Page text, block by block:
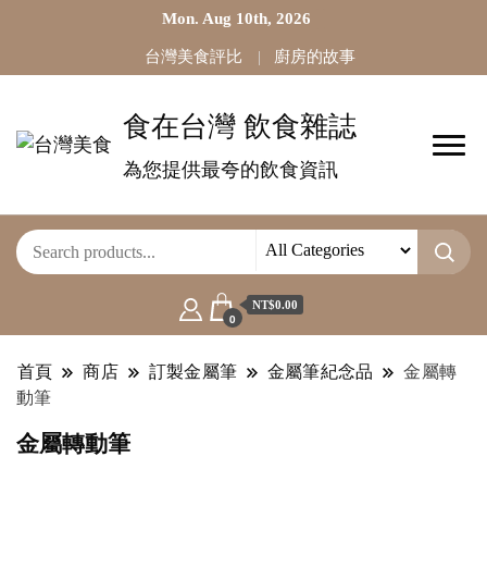
Mon. Aug 10th, 2026
台灣美食評比 廚房的故事
食在台灣 飲食雜誌
為您提供最夸的飲食資訊
0
NT$0.00
首頁 商店 訂製金屬筆 金屬筆紀念品
金屬轉
動筆
金屬轉動筆